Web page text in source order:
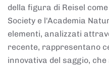
della figura di Reisel
Society e l'Academia
elementi, analizzati
recente, rappresentano
innovativa del saggio,